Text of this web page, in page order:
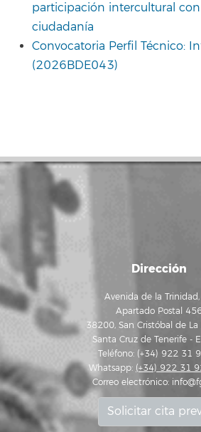
participación intercultural
ciudadanía
Convocatoria Perfil Técnico:
(2026BDE043)
Dirección
Avenida de la
Apartado Postal
38200, San Cristóbal de
Santa Cruz de Tenerife -
Teléfono: (+34) 922 31
Whatsapp: (+34) 922 31
Correo electrónico:
Solicitar cita